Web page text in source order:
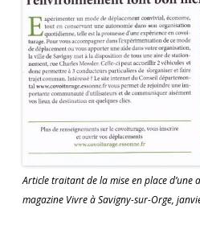
Article traitant de la mise en place d’une
magazine Vivre à Savigny-sur-Orge,